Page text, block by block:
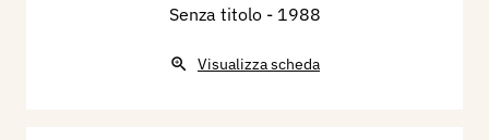
Senza titolo - 1988
Visualizza scheda